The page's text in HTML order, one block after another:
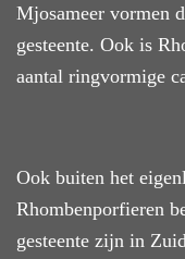
Mjosameer vormen
gesteente. Ook is
aantal ringvormige
Ook buiten het
Rhombenporfieren
gesteente zijn in